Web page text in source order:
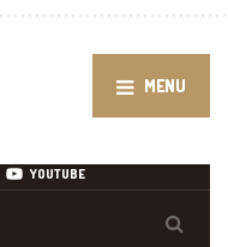
MENU
YOUTUBE